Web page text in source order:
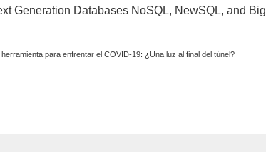
Generation Databases NoSQL, NewSQL, and
para enfrentar el COVID-19: ¿Una luz al final del túnel?